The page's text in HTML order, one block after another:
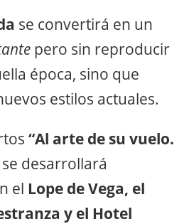
se convertirá en un
pero sin reproducir
época, sino que
estilos actuales.
“Al arte de su vuelo.
desarrollará
el Lope de Vega, el
y el Hotel